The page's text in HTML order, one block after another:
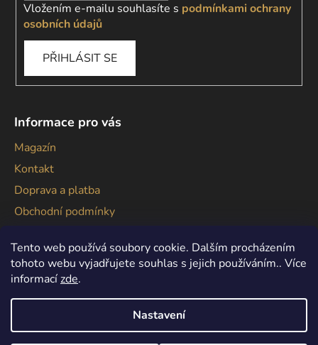
Tento web používá soubory cookie. Dalším procházením
tohoto webu vyjadřujete souhlas s jejich používáním.. Více
informacízde.
Nastavení
Vložením e-mailu souhlasíte s podmínkami ochrany
osobních údajů
PŘIHLÁSIT SE
Informace pro vás
Magazín
Kontakt
Doprava a platba
Obchodní podmínky
Vytvořil Shoptet